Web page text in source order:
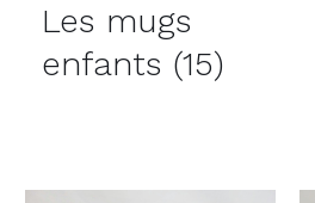
Les mugs
enfants (15)